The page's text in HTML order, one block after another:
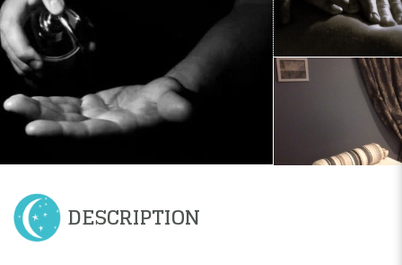
DESCRIPTION